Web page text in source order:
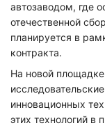
автозаводом, где
отечественной
планируется в
контракта.
На новой
инновационных
этих технологий в